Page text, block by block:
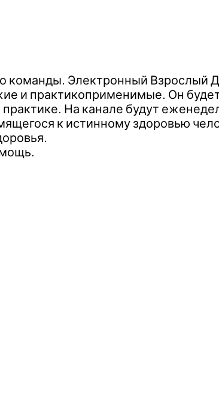
команды. Электронный Взрослый
и практикоприменимые. Он
На канале будут
к истинному здоровью